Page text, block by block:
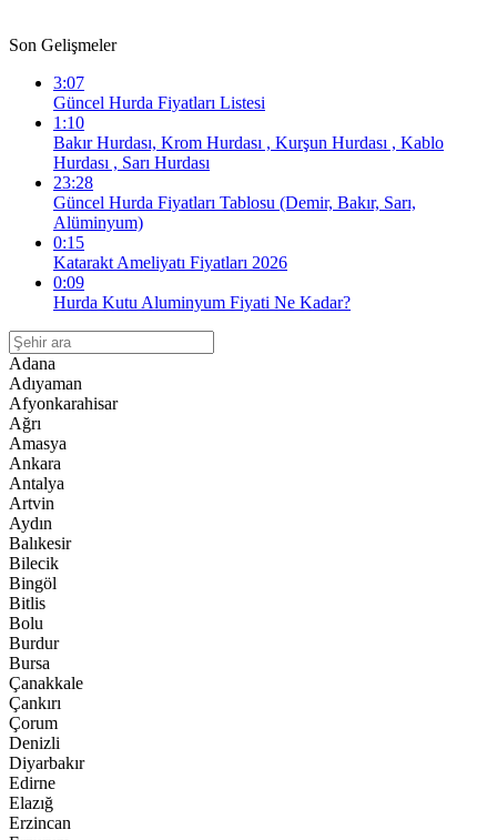
Son Gelişmeler
3:07
Güncel Hurda Fiyatları Listesi
1:10
Bakır Hurdası, Krom Hurdası , Kurşun Hurdası , Kablo
Hurdası , Sarı Hurdası
23:28
Güncel Hurda Fiyatları Tablosu (Demir, Bakır, Sarı,
Alüminyum)
0:15
Katarakt Ameliyatı Fiyatları 2026
0:09
Hurda Kutu Aluminyum Fiyati Ne Kadar?
Adana
Adıyaman
Afyonkarahisar
Ağrı
Amasya
Ankara
Antalya
Artvin
Aydın
Balıkesir
Bilecik
Bingöl
Bitlis
Bolu
Burdur
Bursa
Çanakkale
Çankırı
Çorum
Denizli
Diyarbakır
Edirne
Elazığ
Erzincan